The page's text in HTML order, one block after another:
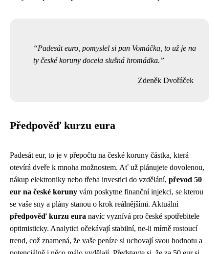
Padesát euro, pomyslel si pan Vomáčka, to už je na
ty české koruny docela slušná hromádka.
Zdeněk Dvořáček
Předpověď kurzu eura
Padesát eur, to je v přepočtu na české koruny částka, která
otevírá dveře k mnoha možnostem. Ať už plánujete dovolenou,
nákup elektroniky nebo třeba investici do vzdělání, převod 50
eur na české koruny vám poskytne finanční injekci, se kterou
se vaše sny a plány stanou o krok reálnějšími. Aktuální
předpověď kurzu eura navíc vyznívá pro české spotřebitele
optimisticky. Analytici očekávají stabilní, ne-li mírně rostoucí
trend, což znamená, že vaše peníze si uchovají svou hodnotu a